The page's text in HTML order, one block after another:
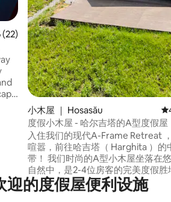
评分 5 分（满分 5 分），共 22 条评价
(22)
小木屋 ｜ Hosasău
度假小木屋 - 哈尔吉塔的A型度假屋
入住我们的现代A-Frame Retreat
喧嚣，前往哈吉塔（ Harghita ）的
带！ 我们时尚的A型小木屋坐落在悠闲的大
自然中，是2-4位房客的完美度假胜
间小木屋建于2024年，均设有私人
和传统热水木浴缸，确保您拥有令人
迎的度假屋便利设施